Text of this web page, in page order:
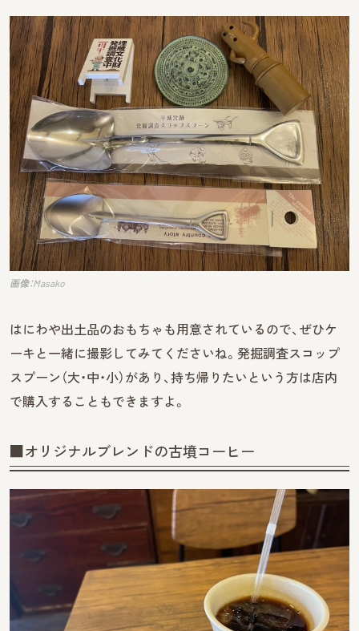
画像：Masako
はにわや出土品のおもちゃも用意されているので、ぜひケ
ーキと一緒に撮影してみてくださいね。発掘調査スコップ
スプーン（大・中・小）があり、持ち帰りたいという方は店内
で購入することもできますよ。
■オリジナルブレンドの古墳コーヒー